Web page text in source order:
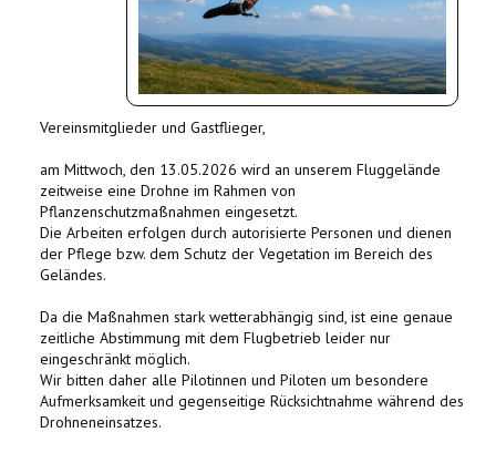
Vereinsmitglieder und Gastflieger,
am Mittwoch, den 13.05.2026 wird an unserem Fluggelände
zeitweise eine Drohne im Rahmen von
Pflanzenschutzmaßnahmen eingesetzt.
Die Arbeiten erfolgen durch autorisierte Personen und dienen
der Pflege bzw. dem Schutz der Vegetation im Bereich des
Geländes.
Da die Maßnahmen stark wetterabhängig sind, ist eine genaue
zeitliche Abstimmung mit dem Flugbetrieb leider nur
eingeschränkt möglich.
Wir bitten daher alle Pilotinnen und Piloten um besondere
Aufmerksamkeit und gegenseitige Rücksichtnahme während des
Drohneneinsatzes.